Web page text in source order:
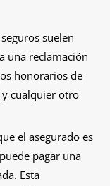
suelen
una reclamación
honorarios de
y cualquier otro
el asegurado es
pagar una
Esta